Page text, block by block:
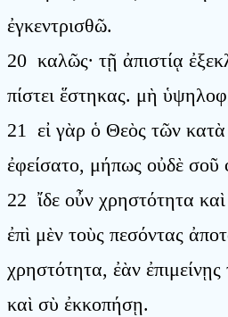
ἐγκεντρισθῶ.
20 καλῶς· τῇ ἀπιστίᾳ
πίστει ἕστηκας. μὴ
21 εἰ γὰρ ὁ Θεὸς τῶν
ἐφείσατο, μήπως οὐδὲ σοῦ
22 ἴδε οὖν χρηστότητα
ἐπὶ μὲν τοὺς πεσόντας
χρηστότητα, ἐὰν ἐπιμείνῃς
καὶ σὺ ἐκκοπήσῃ.